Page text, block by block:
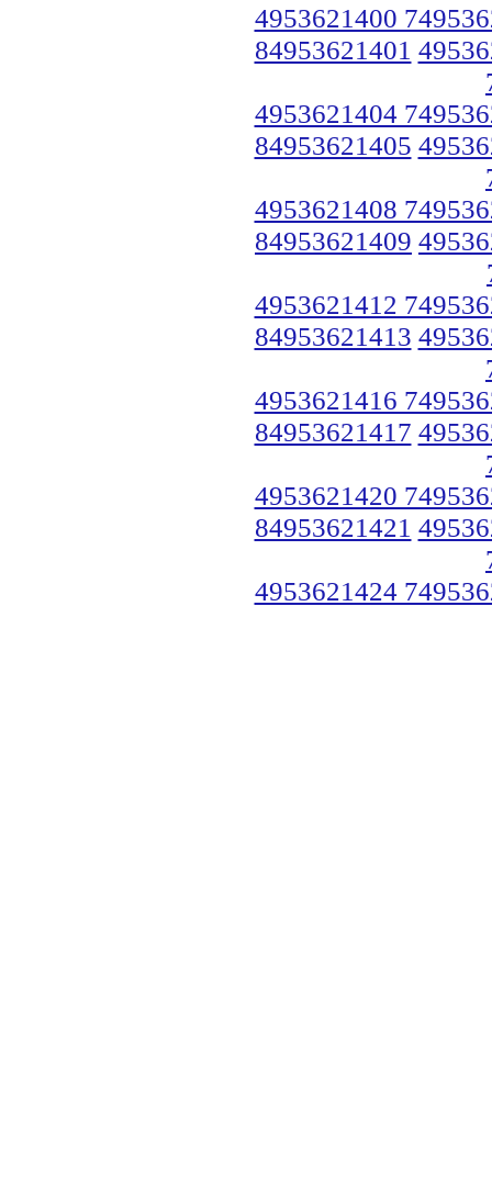
4953621400
84953621401
4953621404
84953621405
4953621408
84953621409
4953621412
84953621413
4953621416
84953621417
4953621420
84953621421
4953621424